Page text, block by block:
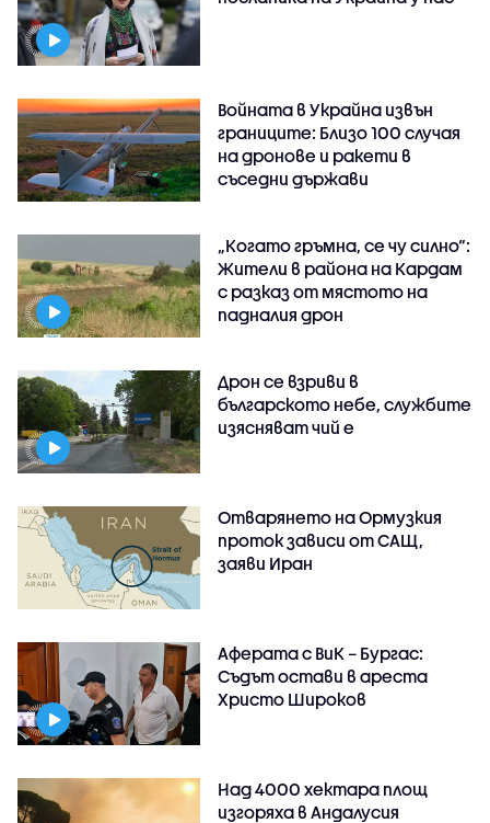
Войната в Украйна извън
границите: Близо 100 случая
на дронове и ракети в
съседни държави
„Когато гръмна, се чу силно“:
Жители в района на Кардам
с разказ от мястото на
падналия дрон
Дрон се взриви в
българското небе, службите
изясняват чий е
Отварянето на Ормузкия
проток зависи от САЩ,
заяви Иран
Аферата с ВиК – Бургас:
Съдът остави в ареста
Христо Широков
Над 4000 хектара площ
изгоряха в Андалусия